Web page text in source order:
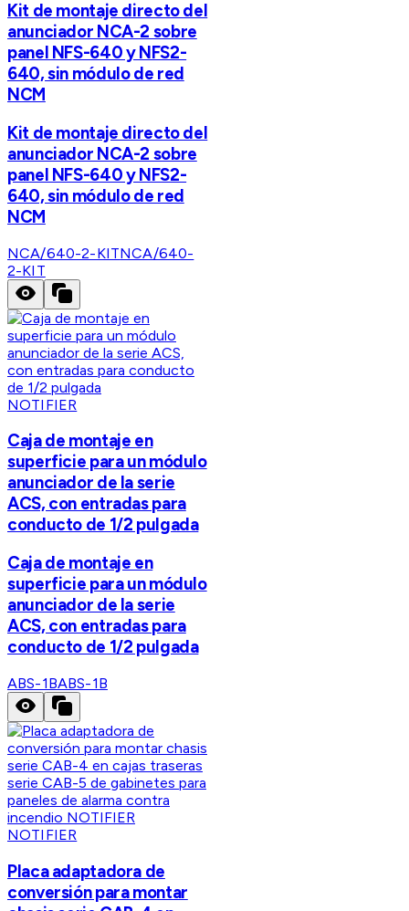
Kit de montaje directo del
anunciador NCA-2 sobre
panel NFS-640 y NFS2-
640, sin módulo de red
NCM
Kit de montaje directo del
anunciador NCA-2 sobre
panel NFS-640 y NFS2-
640, sin módulo de red
NCM
NCA/640-2-KITNCA/640-
2-KIT
NOTIFIER
Caja de montaje en
superficie para un módulo
anunciador de la serie
ACS, con entradas para
conducto de 1/2 pulgada
Caja de montaje en
superficie para un módulo
anunciador de la serie
ACS, con entradas para
conducto de 1/2 pulgada
ABS-1BABS-1B
NOTIFIER
Placa adaptadora de
conversión para montar